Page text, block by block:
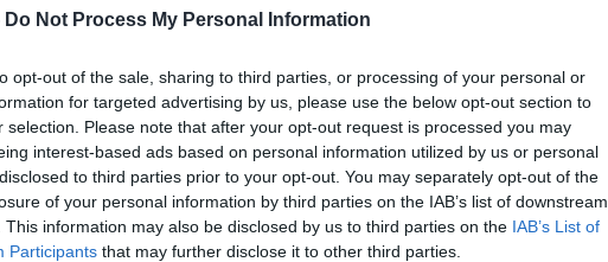
Do Not Process My Personal Information
opt-out of the sale, sharing to third parties, or processing of your personal or
for targeted advertising by us, please use the below opt-out section to
selection. Please note that after your opt-out request is processed you may
interest-based ads based on personal information utilized by us or personal
to third parties prior to your opt-out. You may separately opt-out of the
of your personal information by third parties on the IAB’s list of downstream
This information may also be disclosed by us to third parties on the IAB’s List of
Participants that may further disclose it to other third parties.
MIESTASVilnius